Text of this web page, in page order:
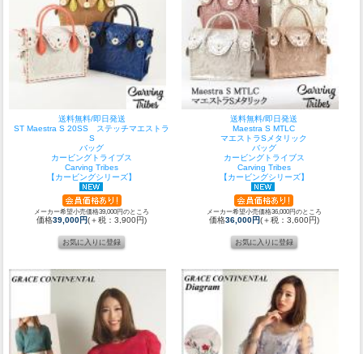
送料無料/即日発送
ST Maestra S 20SS ステッチマエストラ
S
バッグ
カービングトライブス
Carving Tribes
【カービングシリーズ】
メーカー希望小売価格39,000円のところ
価格39,000円(＋税：3,900円)
送料無料/即日発送
Maestra S MTLC
マエストラSメタリック
バッグ
カービングトライブス
Carving Tribes
【カービングシリーズ】
メーカー希望小売価格36,000円のところ
価格36,000円(＋税：3,600円)